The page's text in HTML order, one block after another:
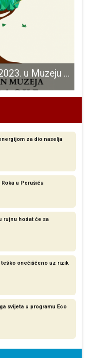
Međunarodni dan muzeja 2023. u Muzeju Gacke
za dio naselja
u Perušiću
rujnu hodat će sa
teško onečišćeno uz rizik
svijeta u programu Eco